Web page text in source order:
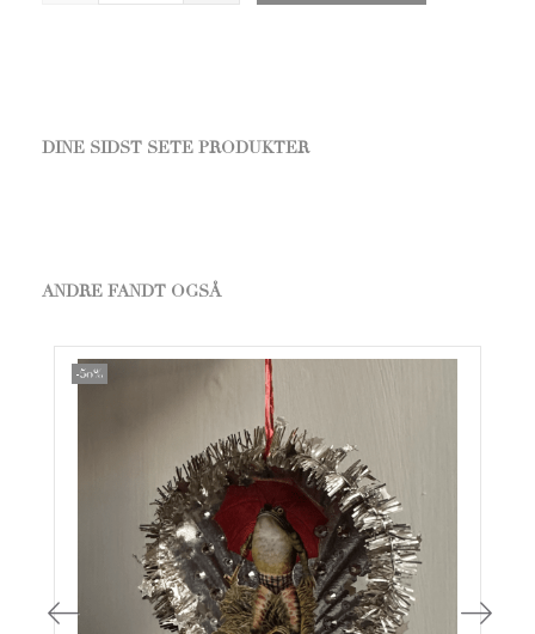
DINE SIDST SETE PRODUKTER
ANDRE FANDT OGSÅ
-50%